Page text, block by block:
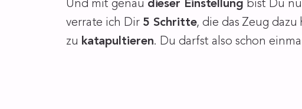
Und mit genau dieser Einstellung bist Du
verrate ich Dir5 Schritte, die das Zeug
zu katapultieren. Du darfst also schon